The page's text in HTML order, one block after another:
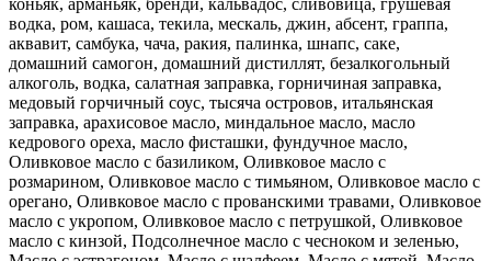
водка, ром, кашаса, текила, мескаль, джин, абсент, граппа,
аквавит, самбука, чача, ракия, палинка, шнапс, саке,
домашний самогон, домашний дистиллят, безалкогольный
алкоголь, водка, салатная заправка, горничиная заправка,
медовый горчичный соус, тысяча островов, итальянская
заправка, арахисовое масло, миндальное масло, масло
кедрового ореха, масло фисташки, фундучное масло,
Оливковое масло с базиликом, Оливковое масло с
розмарином, Оливковое масло с тимьяном, Оливковое масло с
орегано, Оливковое масло с прованскими травами, Оливковое
масло с укропом, Оливковое масло с петрушкой, Оливковое
масло с кинзой, Подсолнечное масло с чесноком и зеленью,